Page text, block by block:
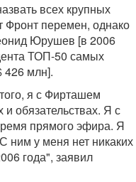
всех крупных
Фронт перемен, однако
Юрушев [в 2006
ТОП-50 самых
426 млн].
я с Фирташем
и обязательствах. Я с
прямого эфира. Я
ним у меня нет никаких
года", заявил